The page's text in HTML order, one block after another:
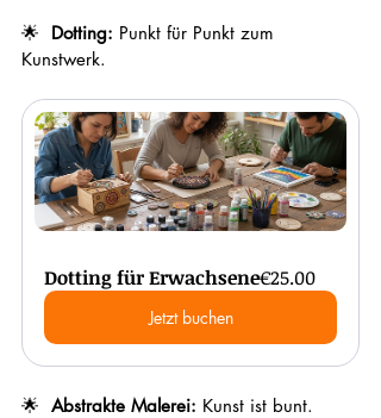
🌟 Dotting: Punkt für Punkt zum
Kunstwerk.
Dotting für Erwachsene€25.00
Jetzt buchen
🌟 Abstrakte Malerei: Kunst ist bunt.